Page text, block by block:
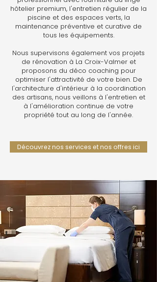
hôtelier premium, l'entretien régulier de la
piscine et des espaces verts, la
maintenance préventive et curative de
tous les équipements.
Nous supervisons également vos projets
de rénovation à La Croix-Valmer et
proposons du déco coaching pour
optimiser l'attractivité de votre bien. De
l'architecture d'intérieur à la coordination
des artisans, nous veillons à l'entretien et
à l'amélioration continue de votre
propriété tout au long de l'année.
Découvrez nos services et nos offres ici